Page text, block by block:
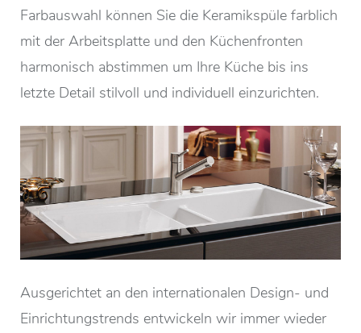
Farbauswahl können Sie die Keramikspüle farblich
mit der Arbeitsplatte und den Küchenfronten
harmonisch abstimmen um Ihre Küche bis ins
letzte Detail stilvoll und individuell einzurichten.
Ausgerichtet an den internationalen Design- und
Einrichtungstrends entwickeln wir immer wieder